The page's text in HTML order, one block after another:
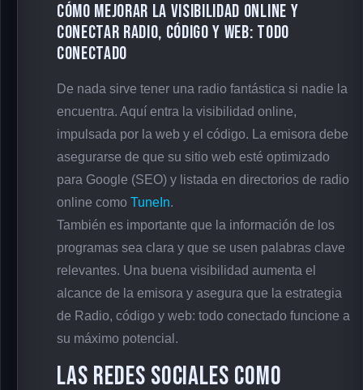
Cómo mejorar la visibilidad online y
conectar Radio, código y web: todo
conectado
De nada sirve tener una radio fantástica si nadie la
encuentra. Aquí entra la visibilidad online,
impulsada por la web y el código. La emisora debe
asegurarse de que su sitio web esté optimizado
para Google (SEO) y listada en directorios de radio
online como TuneIn.
También es importante que la información de los
programas sea clara y que se usen palabras clave
relevantes. Una buena visibilidad aumenta el
alcance de la emisora y asegura que la estrategia
de Radio, código y web: todo conectado funcione a
su máximo potencial.
Las redes sociales como